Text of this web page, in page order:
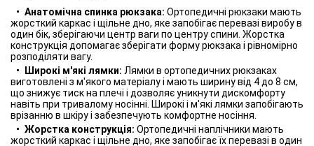
Анатомічна спинка рюкзака: Ортопедичні рюкзаки мають
жорсткий каркас і щільне дно, яке запобігає перевазі виробу в
один бік, зберігаючи центр ваги по центру спини. Жорстка
конструкція допомагає зберігати форму рюкзака і рівномірно
розподіляти вагу.
Широкі м'які лямки: Лямки в ортопедичних рюкзаках
виготовлені з м'якого матеріалу і мають ширину від 4 до 8 см,
що знижує тиск на плечі і дозволяє уникнути дискомфорту
навіть при тривалому носінні. Широкі і м'які лямки запобігають
врізанню в шкіру і забезпечують комфортне носіння.
Жорстка конструкція: Ортопедичні наплічники мають
жорсткий каркас і щільне дно, яке запобігає їх перевазі в один